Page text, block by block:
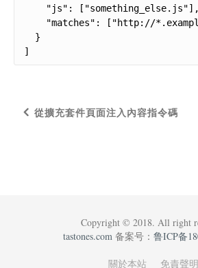
    "js": ["something_else.js"],
"matches": ["http://
  }
]
從擴充套件頁面注入內容指令碼
Copyright © 2018. All right
tastones.com 备案号： 鲁ICP备
關於本站 免責聲明